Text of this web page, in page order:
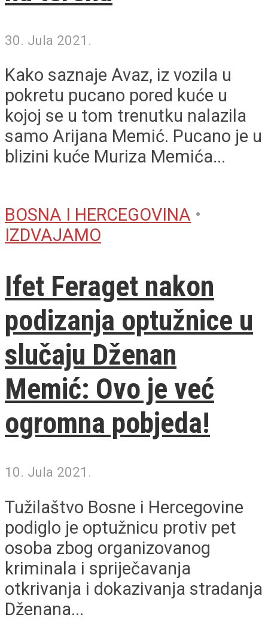
30. Jula 2021.
Kako saznaje Avaz, iz vozila u
pokretu pucano pored kuće u
kojoj se u tom trenutku nalazila
samo Arijana Memić. Pucano je u
blizini kuće Muriza Memića...
BOSNA I HERCEGOVINA •
IZDVAJAMO
Ifet Feraget nakon
podizanja optužnice u
slučaju Dženan
Memić: Ovo je već
ogromna pobjeda!
10. Jula 2021.
Tužilaštvo Bosne i Hercegovine
podiglo je optužnicu protiv pet
osoba zbog organizovanog
kriminala i spriječavanja
otkrivanja i dokazivanja stradanja
Dženana...